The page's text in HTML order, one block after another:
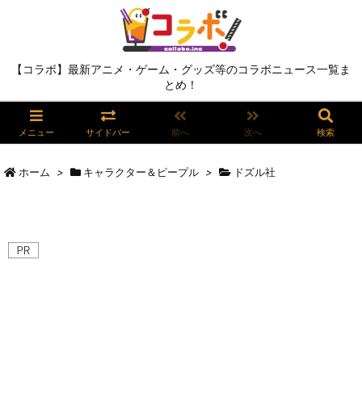
【コラボ】最新アニメ・ゲーム・グッズ等のコラボニュース一覧ま
とめ！
メニュー サイドバー 前へ 次へ 検索
ホーム > キャラクター＆ピープル > ドズル社